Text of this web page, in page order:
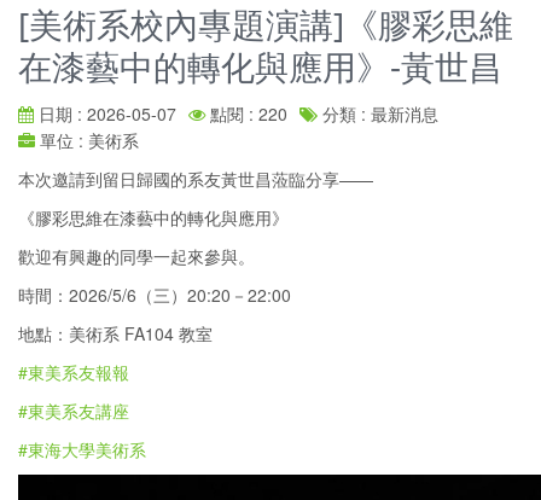
[美術系校內專題演講]《膠彩思維
在漆藝中的轉化與應用》-黃世昌
日期 : 2026-05-07 點閱 : 220
分類 : 最新消息
單位 : 美術系
本次邀請到留日歸國的系友黃世昌蒞臨分享——
《膠彩思維在漆藝中的轉化與應用》
歡迎有興趣的同學一起來參與。
時間：2026/5/6（三）20:20－22:00
地點：美術系 FA104 教室
#東美系友報報
#東美系友講座
#東海大學美術系